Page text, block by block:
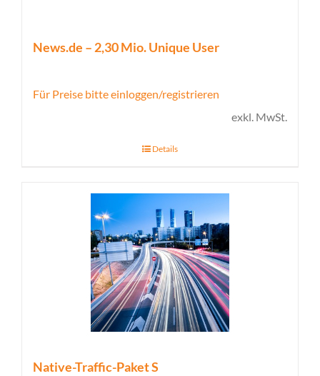
News.de – 2,30 Mio. Unique User
Für Preise bitte einloggen/registrieren
exkl. MwSt.
Details
Native-Traffic-Paket S